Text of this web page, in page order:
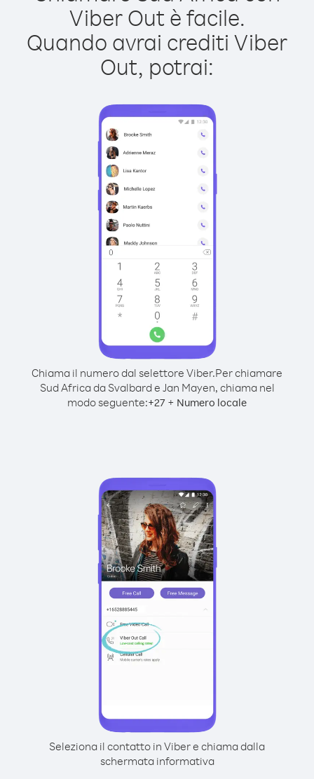
Viber Out è facile.
Quando avrai crediti Viber
Out, potrai:
Chiama il numero dal selettore Viber.Per chiamare
Sud Africa da Svalbard e Jan Mayen, chiama nel
modo seguente:+27 + Numero locale
Seleziona il contatto in Viber e chiama dalla
schermata informativa